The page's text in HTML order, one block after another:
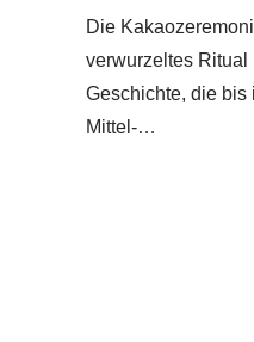
Die
verwurzeltes Ritual
Geschichte, die bis
Mittel-…